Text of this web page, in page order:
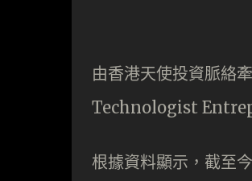
由香港天使投資脈絡
Technologist
根據資料顯示，截至